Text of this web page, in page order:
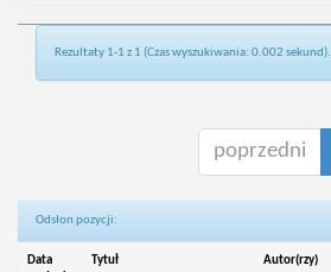
Rezultaty 1-1 z 1 (Czas wyszukiwania: 0.002 sekund).
poprzedni
Odsłon pozycji:
Data Tytuł Autor(rzy)